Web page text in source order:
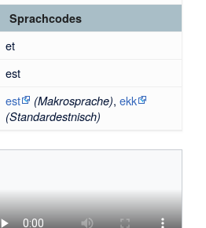
Sprachcodes
et
est
est (Makrosprache), ekk
(Standardestnisch)